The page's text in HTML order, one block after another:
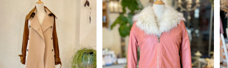
Weili Zheng コーデュロイ
切り替えコート
¥31,650
50%OFF
SOLD OUT
Bomboogie ファージャケッ
ト
¥22,680
40%OFF